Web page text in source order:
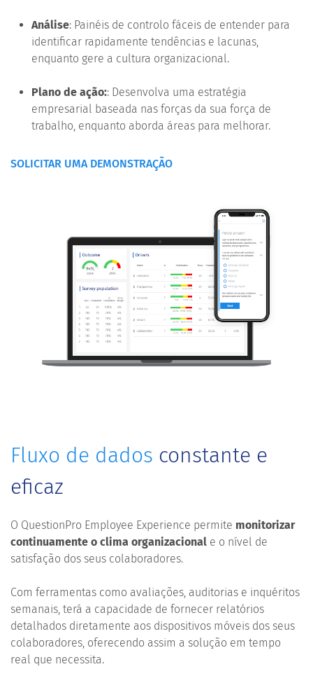
Análise: Painéis de controlo fáceis de entender para
identificar rapidamente tendências e lacunas,
enquanto gere a cultura organizacional.
Plano de ação:: Desenvolva uma estratégia
empresarial baseada nas forças da sua força de
trabalho, enquanto aborda áreas para melhorar.
SOLICITAR UMA DEMONSTRAÇÃO
Fluxo de dados constante e
eficaz
O QuestionPro Employee Experience permite monitorizar
continuamente o clima organizacional e o nível de
satisfação dos seus colaboradores.
Com ferramentas como avaliações, auditorias e inquéritos
semanais, terá a capacidade de fornecer relatórios
detalhados diretamente aos dispositivos móveis dos seus
colaboradores, oferecendo assim a solução em tempo
real que necessita.